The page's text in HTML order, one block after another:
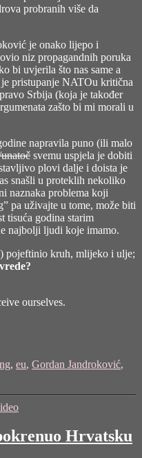
probranih više da
je onako lijepo i
niz propagandnih poruka
bi uvjerila što nas same a
pristupanje NATOu kritična
Srbija (koja je također
zašto bi mi morali u
napravila puno (ili malo
svemu uspjela je dobiti
plovi dalje i doista je
snašli u proteklih nekoliko
naznaka problema koji
pa uživajte u tome, može biti
tisuća godina starim
najbolji ljudi koje imamo.
pojeftinio kruh, mlijeko i ulje;
ourselves.
, eu, Gordan Jandroković,
Hrvatsku